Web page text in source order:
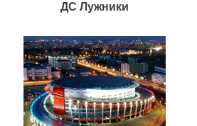
ДС Лужники